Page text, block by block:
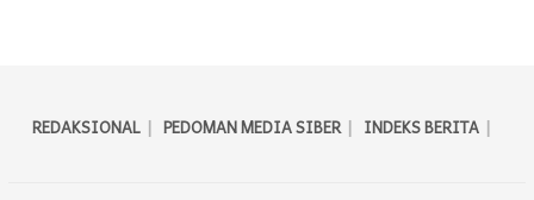
REDAKSIONAL PEDOMAN MEDIA SIBER INDEKS BERITA